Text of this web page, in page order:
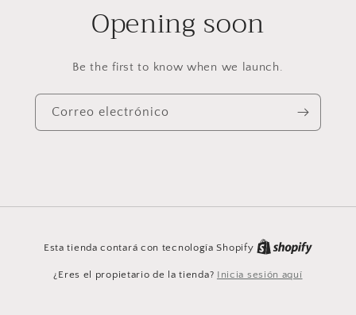
Opening soon
Be the first to know when we launch.
Correo electrónico
Esta tienda contará con tecnología Shopify
¿Eres el propietario de la tienda? Inicia sesión aquí